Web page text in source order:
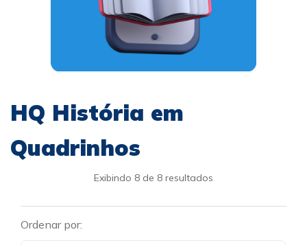
HQ História em
Quadrinhos
Exibindo 8 de 8 resultados
Ordenar por: